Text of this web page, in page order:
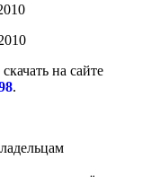
на сайте
.